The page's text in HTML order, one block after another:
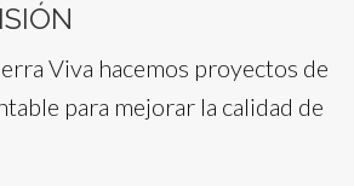
Viva hacemos proyectos de
para mejorar la calidad de